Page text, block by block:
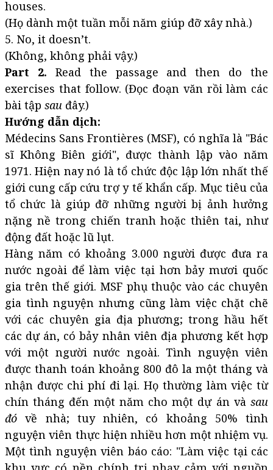
houses.
(Họ dành một tuần mỗi năm giúp đỡ xây nhà.)
5. No, it doesn’t.
(Không, không phải vậy.)
Part 2. Read the passage and then do the
exercises that follow. (Đọc đoạn văn rồi làm các
bài tập sau đây.)
Hướng dẫn dịch:
Médecins Sans Frontières (MSF), có nghĩa là "Bác
sĩ Không Biên giới", được thành lập vào năm
1971. Hiện nay nó là tổ chức độc lập lớn nhất thế
giới cung cấp cứu trợ y tế khẩn cấp. Mục tiêu của
tổ chức là giúp đỡ những người bị ảnh hưởng
nặng nề trong chiến tranh hoặc thiên tai, như
động đất hoặc lũ lụt.
Hàng năm có khoảng 3.000 người được đưa ra
nước ngoài để làm việc tại hơn bảy mươi quốc
gia trên thế giới. MSF phụ thuộc vào các chuyên
gia tình nguyện nhưng cũng làm việc chặt chẽ
với các chuyên gia địa phương; trong hầu hết
các dự án, có bảy nhân viên địa phương kết hợp
với một người nước ngoài. Tình nguyện viên
được thanh toán khoảng 800 đô la một tháng và
nhận được chi phí đi lại. Họ thường làm việc từ
chín tháng đến một năm cho một dự án vàsau
đóvề nhà; tuy nhiên, có khoảng 50% tình
nguyện viên thực hiện nhiều hơn một nhiệm vụ.
Một tình nguyện viên báo cáo: "Làm việc tại các